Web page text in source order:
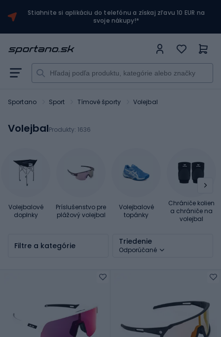
Stiahnite si aplikáciu do telefónu a získaj zľavu 10 EUR na
svoje nákupy!*
Sportano Sport Tímové športy Volejbal
VolejbalProdukty: 1636
Volejbalové
doplnky
Príslušenstvo pre
plážový volejbal
Volejbalové
topánky
Chrániče kolien
a chrániče na
volejbal
Filtre a kategórie Triedenie
Odporúčané